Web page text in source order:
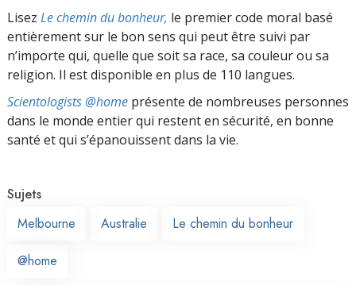
Lisez Le chemin du bonheur, le premier code moral basé
entièrement sur le bon sens qui peut être suivi par
n’importe qui, quelle que soit sa race, sa couleur ou sa
religion. Il est disponible en plus de 110 langues.
Scientologists @home présente de nombreuses personnes
dans le monde entier qui restent en sécurité, en bonne
santé et qui s’épanouissent dans la vie.
Sujets
Melbourne
Australie Le chemin du bonheur
@home